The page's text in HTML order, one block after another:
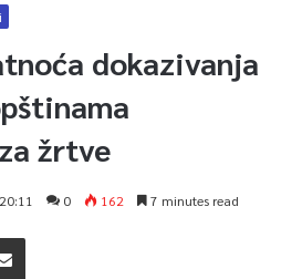
dokazivanja
žrtve
0 162 7 minutes read